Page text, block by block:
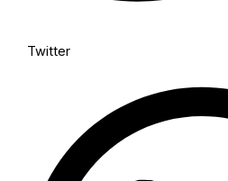
Twitter